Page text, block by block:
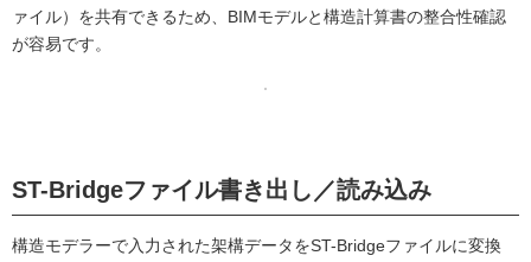
ァイル）を共有できるため、BIMモデルと構造計算書の整合性確認
が容易です。
ST-Bridgeファイル書き出し／読み込み
構造モデラーで入力された架構データをST-Bridgeファイルに変換